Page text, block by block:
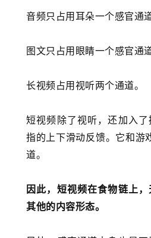
音频只占用耳朵一个感官通道
图文只占用眼睛一个感官通道
长视频占用视听两个通道。
短视频除了视听，还加入
指的上下滑动反馈。它和游
道。
因此，短视频在食物链上
其他的内容形态。